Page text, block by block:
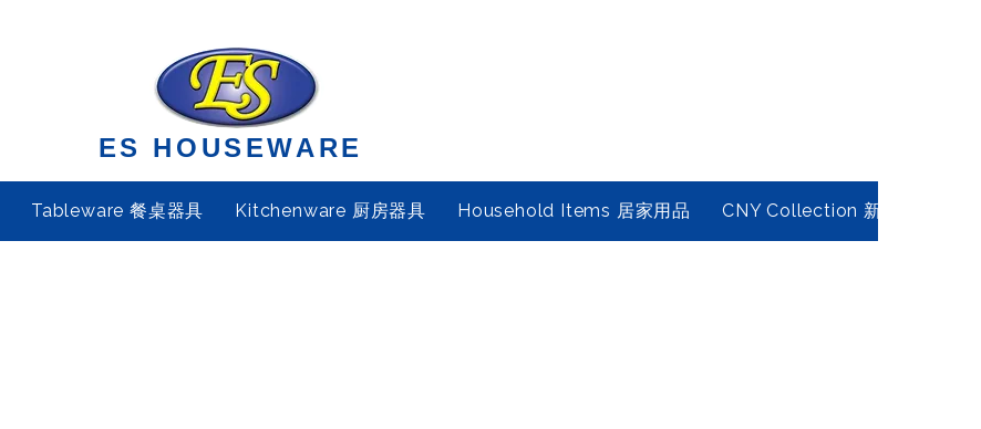
ES HOUSEWARE
Tableware 餐桌器具 Kitchenware 厨房器具 Household Items 居家用品 CNY Collection 新春年貨